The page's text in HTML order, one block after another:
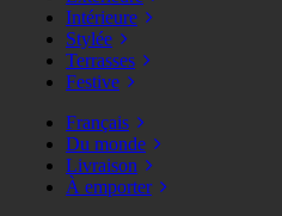
Intérieure
Stylée
Terrasses
Festive
Français
Du monde
Livraison
À emporter